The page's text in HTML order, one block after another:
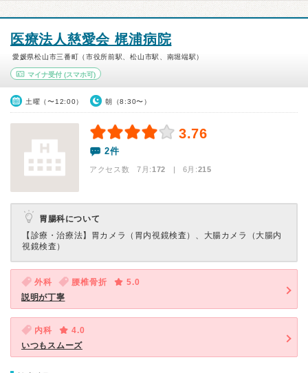
医療法人慈愛会 梶浦病院
愛媛県松山市三番町（市役所前駅、松山市駅、南堀端駅）
マイナ受付 (スマホ可)
土曜（〜12:00） 朝（8:30〜）
3.76
2件
アクセス数 7月:172 | 6月:215
胃腸科について
【診療・治療法】 胃カメラ（胃内視鏡検査）、大腸カメラ（大腸内
視鏡検査）
外科 腰椎骨折
5.0
説明が丁寧
内科
4.0
いつもスムーズ